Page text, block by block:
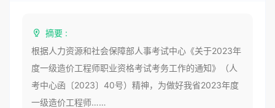
摘要 :
根据人力资源和社会保障部人事考试中心《关于2023年
度一级造价工程师职业资格考试考务工作的通知》（人
考中心函〔2023〕40号）精神，为做好我省2023年度
一级造价工程师……